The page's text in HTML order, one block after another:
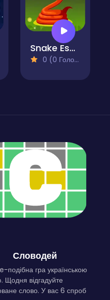
Snake Escape
0 (0 Голосів)
Словодей
подібна гра українською
Щодня відгадуйте
слово. У вас 6 спроб